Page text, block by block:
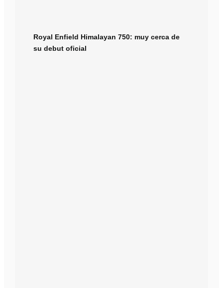
Royal Enfield Himalayan 750: muy cerca de
su debut oficial